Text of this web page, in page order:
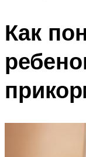
Как